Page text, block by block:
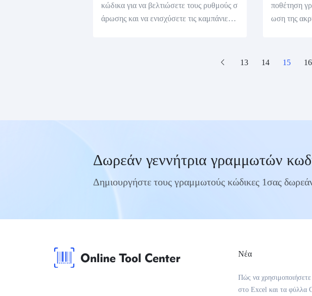
κώδικα για να βελτιώσετε τους ρυθμούς σ
άρωσης και να ενισχύσετε τις καμπάνιες μ
γεννήτρια κώδικα σε απευθείας σύνδεση.
ποθέτηση
ωση της
σετε
13 14 15 16
Δωρεάν γεννήτρια γραμμωτών
Δημιουργήστε τους γραμμωτούς κώδικες 1σας
Νέα
Πώς να
στο Excel και τα φύλλα